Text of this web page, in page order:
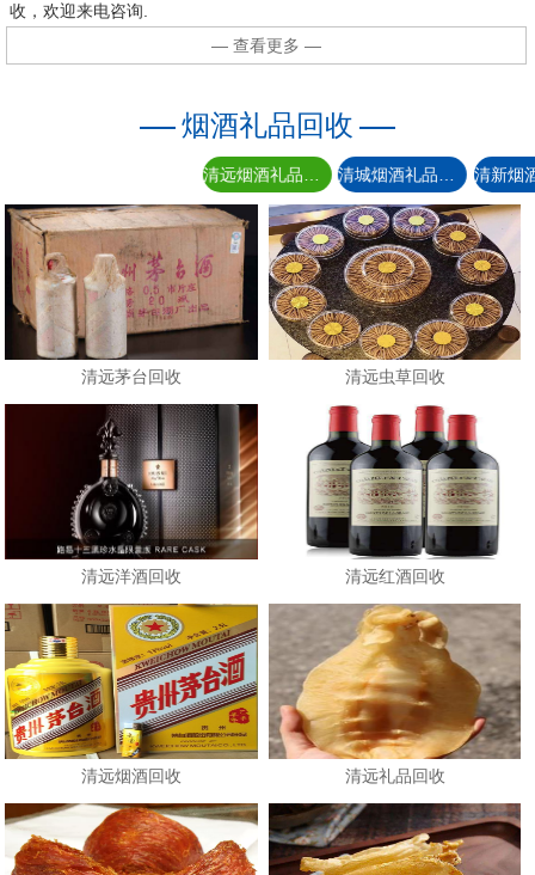
收，欢迎来电咨询.
— 查看更多 —
烟酒礼品回收
清远烟酒礼品回收 清城烟酒礼品回收
清远茅台回收 清远虫草回收
清远洋酒回收 清远红酒回收
清远烟酒回收 清远礼品回收